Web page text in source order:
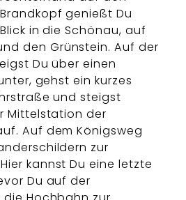
genießt Du
in die Schönau, auf
den Grünstein. Auf der
Du über einen
gehst ein kurzes
und steigst
Mittelstation der
Auf dem Königsweg
zur
kannst Du eine letzte
Du auf der